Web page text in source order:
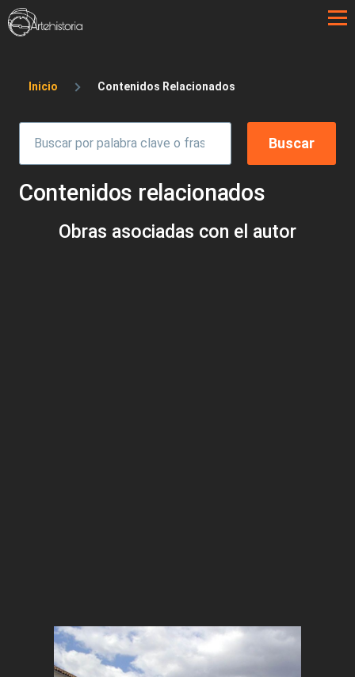
Pasar al contenido principal
Sobrescribir enlaces de ayuda a la
Inicio Contenidos Relacionados
Contenidos relacionados
Obras asociadas con el autor